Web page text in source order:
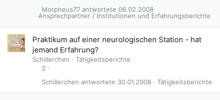
Ansprechpartner / Institutionen und Erfahrungsberichte
06.02.2008
Morpheus77
Praktikum auf einer neurologischen Station - hat
jemand Erfahrung?
Schillerchen
Tätigkeitsberichte
2
Tätigkeitsberichte
30.01.2008
Schillerchen